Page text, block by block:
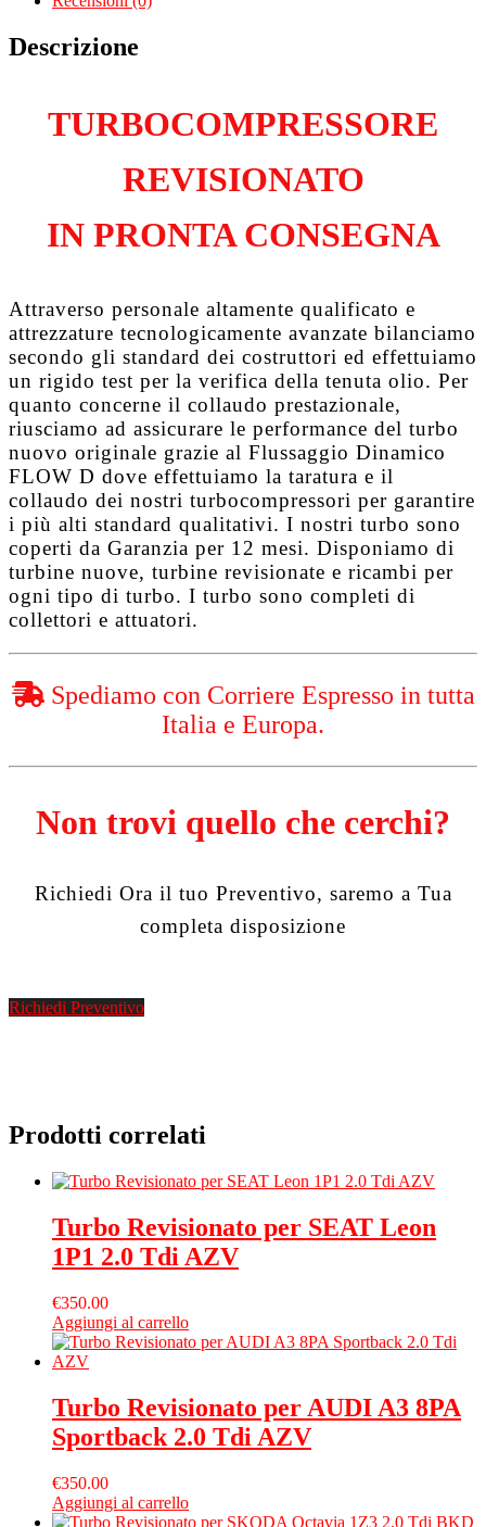
iCAYC
quantità
Descrizione
TURBOCOMPRESSORE
REVISIONATO
IN PRONTA CONSEGNA
Attraverso personale altamente qualificato e
attrezzature tecnologicamente avanzate bilanciamo
secondo gli standard dei costruttori ed effettuiamo
un rigido test per la verifica della tenuta olio. Per
quanto concerne il collaudo prestazionale,
riusciamo ad assicurare le performance del turbo
nuovo originale grazie al Flussaggio Dinamico
FLOW D dove effettuiamo la taratura e il
collaudo dei nostri turbocompressori per garantire
i più alti standard qualitativi. I nostri turbo sono
coperti da Garanzia per 12 mesi. Disponiamo di
turbine nuove, turbine revisionate e ricambi per
ogni tipo di turbo. I turbo sono completi di
collettori e attuatori.
Spediamo con Corriere Espresso in tutta
Italia e Europa.
Non trovi quello che cerchi?
Richiedi Ora il tuo Preventivo, saremo a Tua
completa disposizione
Richiedi Preventivo
Prodotti correlati
Turbo Revisionato per SEAT Leon
1P1 2.0 Tdi AZV
€350.00
Aggiungi al carrello
Turbo Revisionato per AUDI A3 8PA
Sportback 2.0 Tdi AZV
€350.00
Aggiungi al carrello